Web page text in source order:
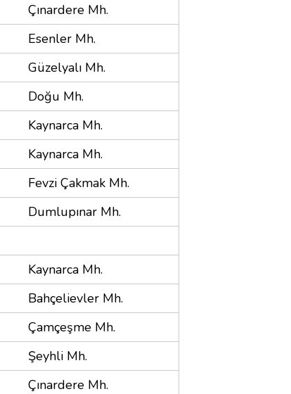
Çınardere Mh.
Esenler Mh.
Güzelyalı Mh.
Doğu Mh.
Kaynarca Mh.
Kaynarca Mh.
Fevzi Çakmak Mh.
Dumlupınar Mh.
Kaynarca Mh.
Bahçelievler Mh.
Çamçeşme Mh.
Şeyhli Mh.
Çınardere Mh.